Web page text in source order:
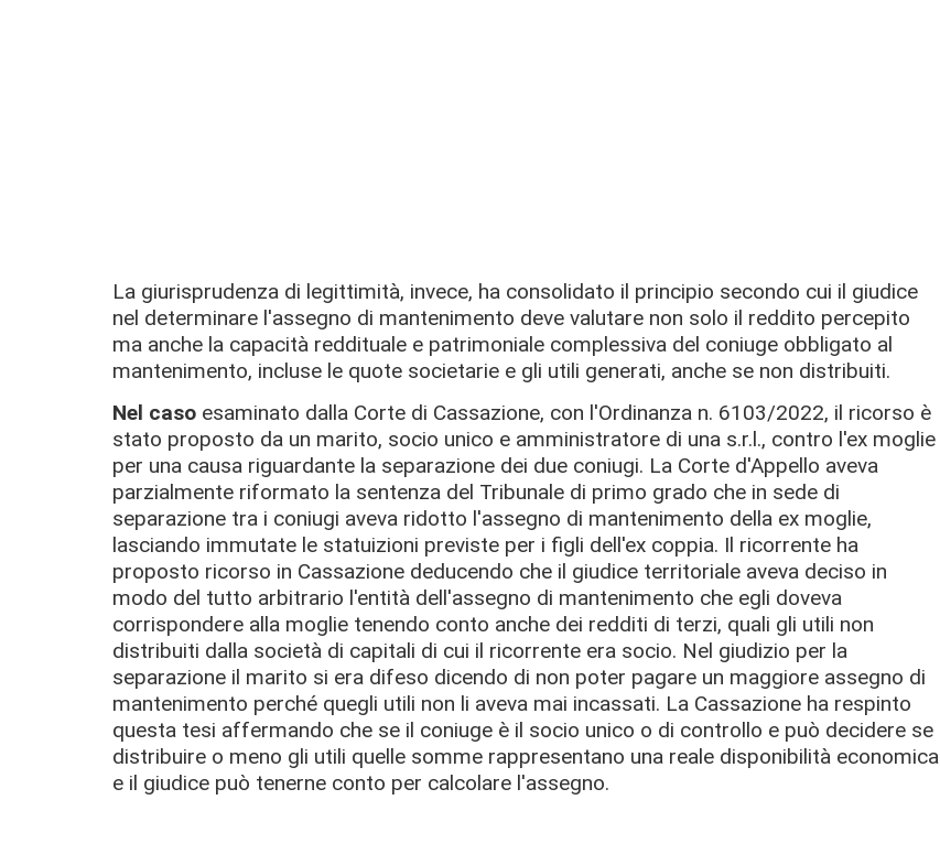
La giurisprudenza di legittimità, invece, ha consolidato il principio secondo cui il giudice
nel determinare l'assegno di mantenimento deve valutare non solo il reddito percepito
ma anche la capacità reddituale e patrimoniale complessiva del coniuge obbligato al
mantenimento, incluse le quote societarie e gli utili generati, anche se non distribuiti.
Nel caso esaminato dalla Corte di Cassazione, con l'Ordinanza n. 6103/2022, il ricorso è
stato proposto da un marito, socio unico e amministratore di una s.r.l., contro l'ex moglie
per una causa riguardante la separazione dei due coniugi. La Corte d'Appello aveva
parzialmente riformato la sentenza del Tribunale di primo grado che in sede di
separazione tra i coniugi aveva ridotto l'assegno di mantenimento della ex moglie,
lasciando immutate le statuizioni previste per i figli dell'ex coppia. Il ricorrente ha
proposto ricorso in Cassazione deducendo che il giudice territoriale aveva deciso in
modo del tutto arbitrario l'entità dell'assegno di mantenimento che egli doveva
corrispondere alla moglie tenendo conto anche dei redditi di terzi, quali gli utili non
distribuiti dalla società di capitali di cui il ricorrente era socio. Nel giudizio per la
separazione il marito si era difeso dicendo di non poter pagare un maggiore assegno di
mantenimento perché quegli utili non li aveva mai incassati. La Cassazione ha respinto
questa tesi affermando che se il coniuge è il socio unico o di controllo e può decidere se
distribuire o meno gli utili quelle somme rappresentano una reale disponibilità economica
e il giudice può tenerne conto per calcolare l'assegno.